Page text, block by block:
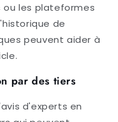
ou les plateformes
de
peuvent aider à
par des tiers
d'experts en